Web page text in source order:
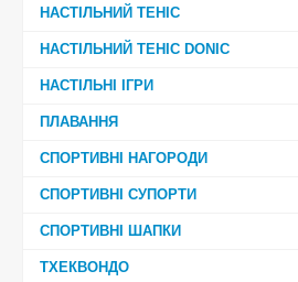
НАСТІЛЬНИЙ ТЕНІС
НАСТІЛЬНИЙ ТЕНІС DONIC
НАСТІЛЬНІ ІГРИ
ПЛАВАННЯ
СПОРТИВНІ НАГОРОДИ
СПОРТИВНІ СУПОРТИ
СПОРТИВНІ ШАПКИ
ТХЕКВОНДО